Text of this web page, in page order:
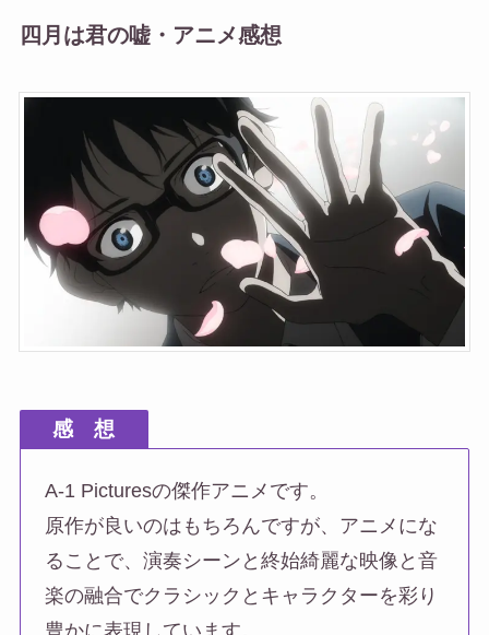
四月は君の嘘・アニメ感想
感 想
A-1 Picturesの傑作アニメです。
原作が良いのはもちろんですが、アニメにな
ることで、演奏シーンと終始綺麗な映像と音
楽の融合でクラシックとキャラクターを彩り